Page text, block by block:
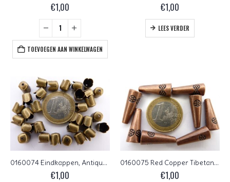
€1,00
TOEVOEGEN AAN WINKELWAGEN
€1,00
LEES VERDER
0160074 Eindkappen, Antique Bronze 6,5 x 7,5 mm. 30 stuks.
€1,00
0160075 Red Copper Tibetan Style Eindkap 20 x 8 mm. 8 St.
€1,00